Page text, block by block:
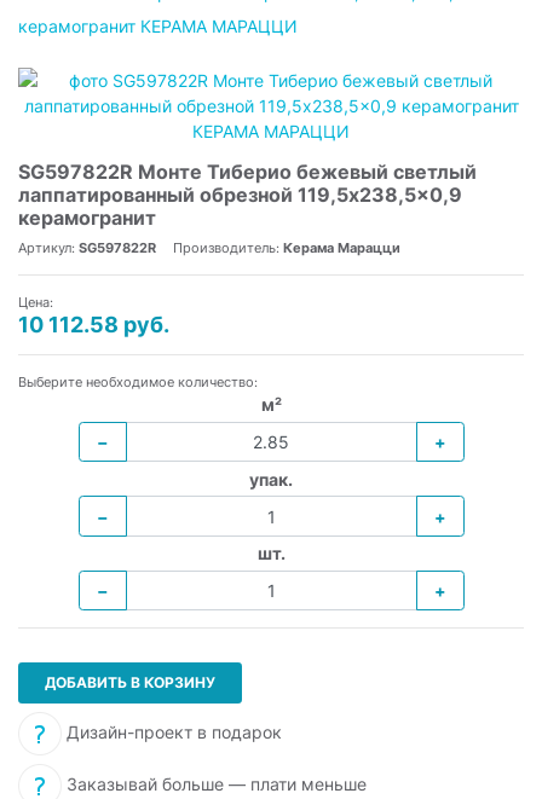
керамогранит КЕРАМА МАРАЦЦИ
SG597822R Монте Тиберио бежевый светлый
лаппатированный обрезной 119,5x238,5x0,9
керамогранит
Артикул: SG597822R Производитель: Керама Марацци
Цена:
10 112.58 руб.
Выберите необходимое количество:
м²
−
+
упак.
−
+
шт.
−
+
ДОБАВИТЬ В КОРЗИНУ
Дизайн-проект в подарок
Заказывай больше — плати меньше